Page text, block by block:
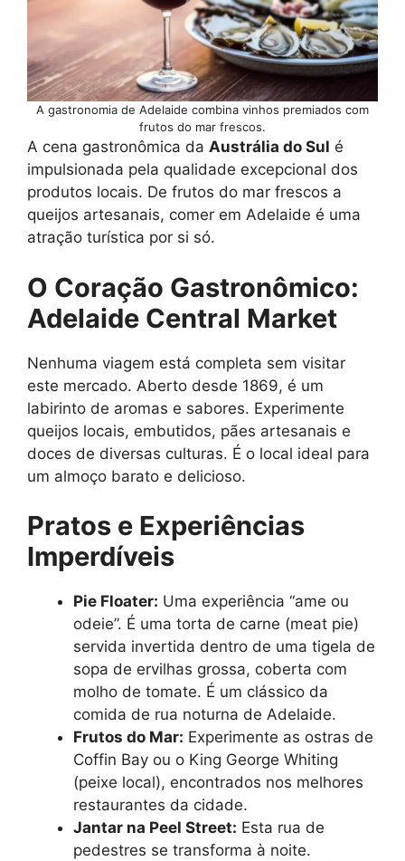
A gastronomia de Adelaide combina vinhos premiados com
frutos do mar frescos.
A cena gastronômica da Austrália do Sul é
impulsionada pela qualidade excepcional dos
produtos locais. De frutos do mar frescos a
queijos artesanais, comer em Adelaide é uma
atração turística por si só.
O Coração Gastronômico:
Adelaide Central Market
Nenhuma viagem está completa sem visitar
este mercado. Aberto desde 1869, é um
labirinto de aromas e sabores. Experimente
queijos locais, embutidos, pães artesanais e
doces de diversas culturas. É o local ideal para
um almoço barato e delicioso.
Pratos e Experiências
Imperdíveis
Pie Floater: Uma experiência “ame ou
odeie”. É uma torta de carne (meat pie)
servida invertida dentro de uma tigela de
sopa de ervilhas grossa, coberta com
molho de tomate. É um clássico da
comida de rua noturna de Adelaide.
Frutos do Mar: Experimente as ostras de
Coffin Bay ou o King George Whiting
(peixe local), encontrados nos melhores
restaurantes da cidade.
Jantar na Peel Street: Esta rua de
pedestres se transforma à noite.